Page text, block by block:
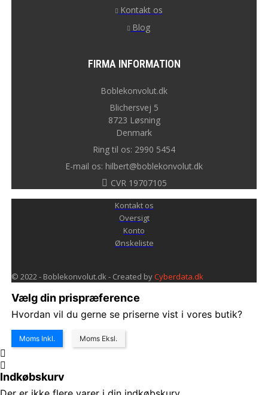
Kontakt os
Blog
FIRMA INFORMATION
Boblekonvolut.dk
Blichersvej 5
8723 Løsning
Denmark
Ring til os: 2990 5454
E-mail os: hilbert@boblekonvolut.dk
CVR 19707105
Kontakt os
Oversigt
Konto
Ønskeliste
© 2022 - Boblekonvolut.dk - Created byCyberdata.dk
Vælg din prispræference
Hvordan vil du gerne se priserne vist i vores butik?
Moms Inkl. Moms Eksl.
Indkøbskurv